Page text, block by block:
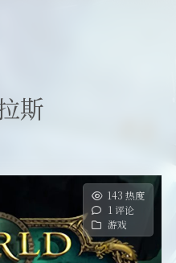
斯
143 热度
1 评论
游戏